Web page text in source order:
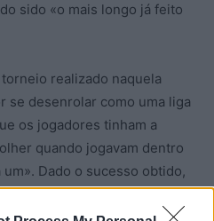
sido «o mais longo já feito
realizado naquela
se desenrolar como uma liga
os jogadores tinham a
quando jogavam dentro
Dado o sucesso obtido,
edição já em 2026»,
dos torneios destacados foi